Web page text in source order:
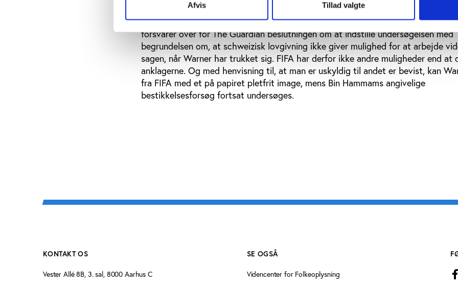
Afvis Tillad valgte
røster har peget på problemet i, at Warner nu går fri uden nogen form for videre
undersøgelse af sagen. Det norske medlem af FIFA’s etiske komité, Sondre
forsvarer over for The Guardian beslutningen om at indstille undersøgelsen med
begrundelsen om, at schweizisk lovgivning ikke giver mulighed for at arbejde
sagen, når Warner har trukket sig. FIFA har derfor ikke andre muligheder end at
anklagerne. Og med henvisning til, at man er uskyldig til andet er bevist, kan
fra FIFA med et på papiret pletfrit image, mens Bin Hammams angivelige
bestikkelsesforsøg fortsat undersøges.
KONTAKT OS
Vester Allé 8B, 3. sal, 8000 Aarhus C
SE OGSÅ
Videncenter for Folkeoplysning